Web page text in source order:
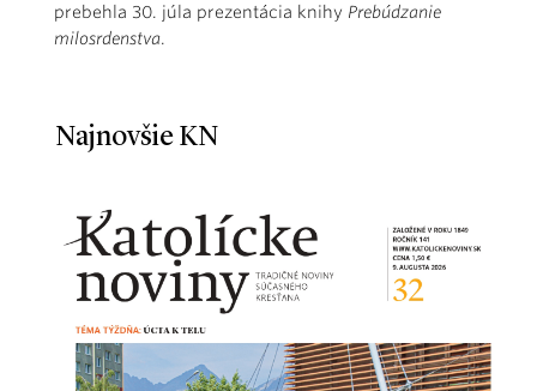
prebehla 30. júla prezentácia knihy Prebúdzanie
milosrdenstva.
Najnovšie KN